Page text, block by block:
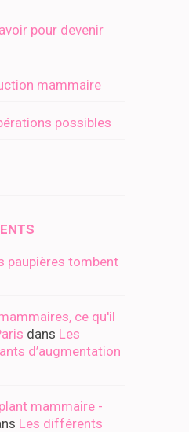
pour devenir
mammaire
possibles
paupières tombent
ce qu'il
dans Les
d’augmentation
mammaire -
Les différents